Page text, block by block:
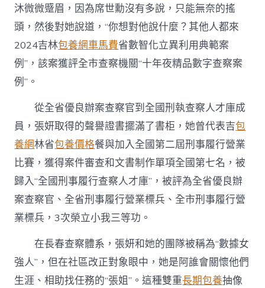
沐微微蹙眉，因為席世勳沒有多說，只能無奈的搖
頭，然後對她說道，“你想對他說什麼？其他人都來
2024吉林包養網車馬費省數智化立異利用典範案
例”，該案獲評全市查察機關“十年夜精品數字查察案
例”。
從全省優良辦案查察官到全國刑執查察人才庫成
員，張妍取得的聲譽證書擺滿了書柜，她曾代表吉包
養網林省包養價格餐與加入全國第二屆刑事履行營業
比賽，獲得案件審查和文書制作單項全國第七名，被
歸入“全國刑事履行查察人才庫”，被評為全省優良辦
案查察官、全省刑事履行營業標兵、全市刑事履行營
業標兵，3次榮立小我三等功。
在長春查察體系，張妍和她的團隊被稱為“數據女
強人”，但在社區改正對象眼中，她是阿誰會關懷他們
生涯、相助找任務的“張姐”。這種雙重長期包養抽像